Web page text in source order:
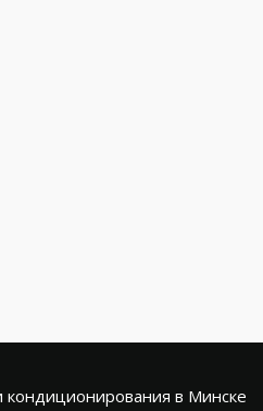
кондиционирования в Минске